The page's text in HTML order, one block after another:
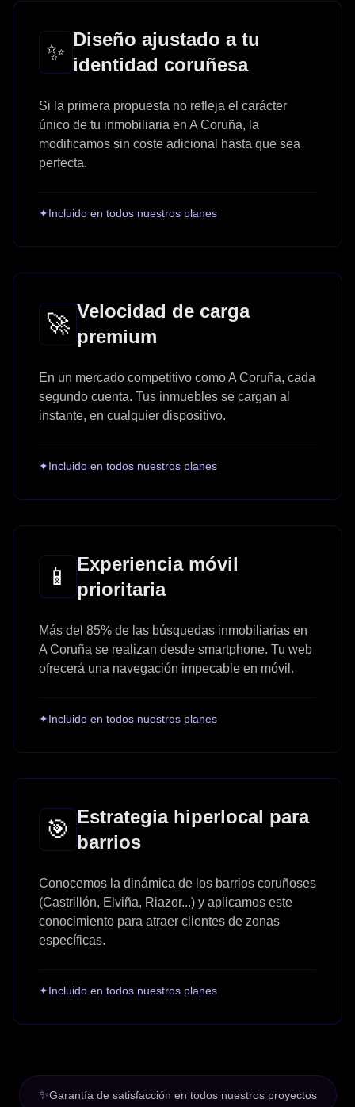
✨ Diseño ajustado a tu
identidad coruñesa
Si la primera propuesta no refleja el carácter
único de tu inmobiliaria en A Coruña, la
modificamos sin coste adicional hasta que sea
perfecta.
✦Incluido en todos nuestros planes
🚀 Velocidad de carga
premium
En un mercado competitivo como A Coruña, cada
segundo cuenta. Tus inmuebles se cargan al
instante, en cualquier dispositivo.
✦Incluido en todos nuestros planes
📱
Experiencia móvil
prioritaria
Más del 85% de las búsquedas inmobiliarias en
A Coruña se realizan desde smartphone. Tu web
ofrecerá una navegación impecable en móvil.
✦Incluido en todos nuestros planes
🎯 Estrategia hiperlocal para
barrios
Conocemos la dinámica de los barrios coruñoses
(Castrillón, Elviña, Riazor...) y aplicamos este
conocimiento para atraer clientes de zonas
específicas.
✦Incluido en todos nuestros planes
✨Garantía de satisfacción en todos nuestros proyectos